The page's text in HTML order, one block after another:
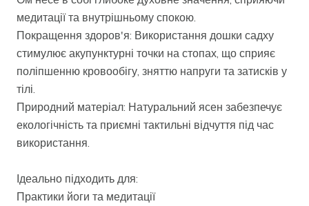
медитації та внутрішньому спокою.
Покращення здоров'я: Використання дошки садху
стимулює акупунктурні точки на стопах, що сприяє
поліпшенню кровообігу, зняттю напруги та затисків у
тілі.
Природний матеріал: Натуральний ясен забезпечує
екологічність та приємні тактильні відчуття під час
використання.
Ідеально підходить для:
Практики йоги та медитації